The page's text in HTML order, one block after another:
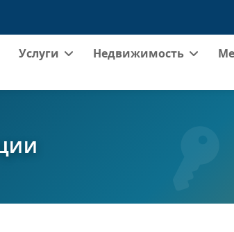
Услуги Недвижимость